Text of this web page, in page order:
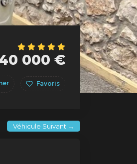
000 €
Favoris
Véhicule Suivant →